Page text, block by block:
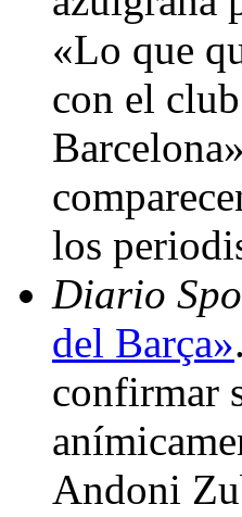
«Lo que
con el
los
Diario
del Barça»
confirmar
Andoni